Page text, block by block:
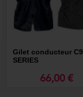
Gilet conducteur C9
SERIES
66,00 €